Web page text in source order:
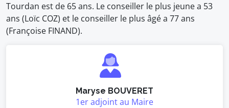
Tourdan est de 65 ans. Le conseiller le plus jeune a 53
ans (Loïc COZ) et le conseiller le plus âgé a 77 ans
(Françoise FINAND).
Maryse BOUVERET
1er adjoint au Maire